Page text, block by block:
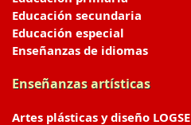
Educación secundaria
Educación especial
Enseñanzas de idiomas
Enseñanzas artísticas
Artes plásticas y diseño LOGSE